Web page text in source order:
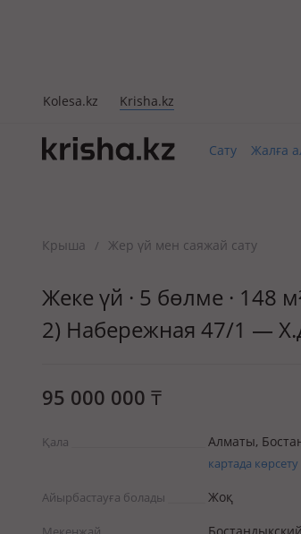
Kolesa.kz Krisha.kz
Сату Жалға
Крыша / Жер үй мен саяжай сату
Жеке үй · 5 бөлме · 148
2) Набережная 47/1 —
95 000 000 ₸
Қала Алматы,
картада көрсету
Айырбастауға болады Жоқ